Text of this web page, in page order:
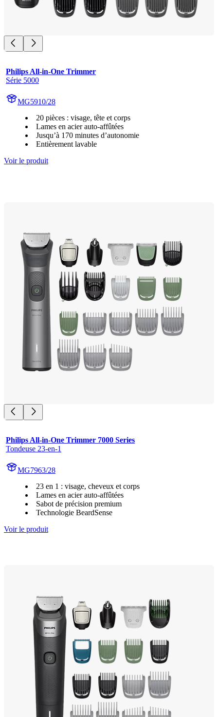
Philips All-in-One Trimmer
Série 5000
MG5910/28
20 pièces : visage, tête et corps
Lames en acier auto-affûtées
Jusqu’à 170 minutes d’autonomie
Entièrement lavable
Voir le produit
Philips All-in-One Trimmer 7000 Series
Tondeuse 23-en-1
MG7963/28
23 en 1 : visage, cheveux et corps
Lames en acier auto-affûtées
Sabot de précision premium
Technologie BeardSense
Voir le produit